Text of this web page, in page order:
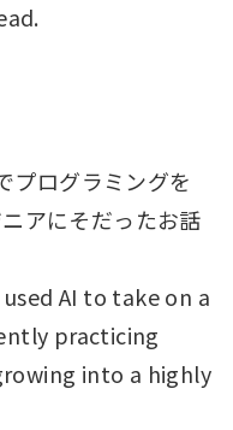
プログラミングを
アにそだったお話
AI to take on a
practicing
into a highly